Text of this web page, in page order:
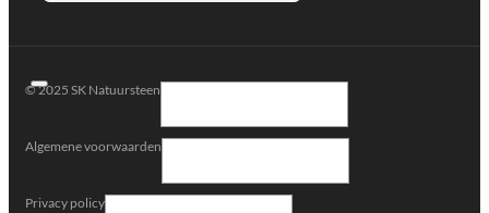
© 2025 SK Natuursteen
Algemene voorwaarden
Privacy policy